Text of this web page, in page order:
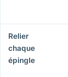
Relier
chaque
épingle